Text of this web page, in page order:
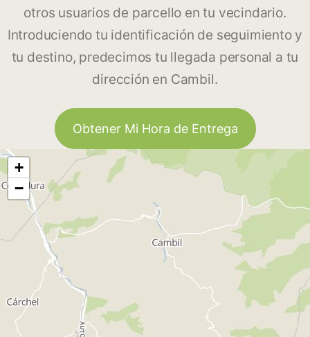
otros usuarios de parcello en tu vecindario.
Introduciendo tu identificación de seguimiento y
tu destino, predecimos tu llegada personal a tu
dirección en Cambil.
Obtener Mi Hora de Entrega
+
−